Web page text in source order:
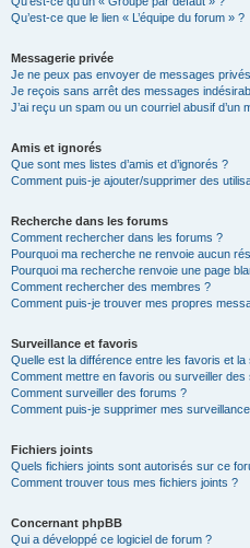
Qu’est-ce que le lien « L’équipe du forum » ?
Messagerie privée
Je ne peux pas envoyer de messages
Je reçois sans arrêt des messages
J’ai reçu un spam ou un courriel abusif d’un
Amis et ignorés
Que sont mes listes d’amis et d’ignorés ?
Comment puis-je ajouter/supprimer des
Recherche dans les forums
Comment rechercher dans les forums ?
Pourquoi ma recherche ne renvoie aucun
Pourquoi ma recherche renvoie une page
Comment rechercher des membres ?
Comment puis-je trouver mes propres
Surveillance et favoris
Quelle est la différence entre les favoris et la
Comment mettre en favoris ou surveiller des
Comment surveiller des forums ?
Comment puis-je supprimer mes
Fichiers joints
Quels fichiers joints sont autorisés sur ce
Comment trouver tous mes fichiers joints ?
Concernant phpBB
Qui a développé ce logiciel de forum ?